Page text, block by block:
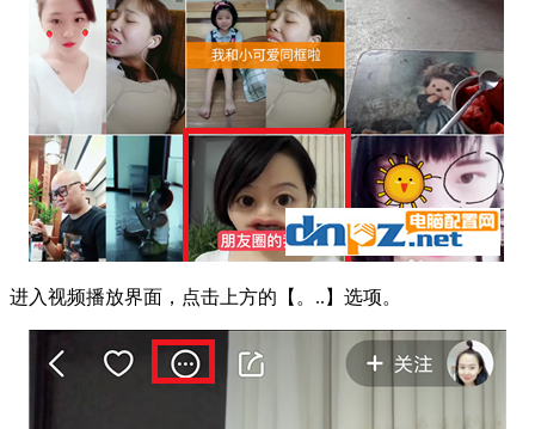
进入视频播放界面，点击上方的【。..】选项。